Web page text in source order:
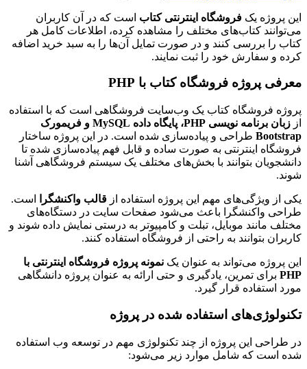
این پروژه یک فروشگاه اینترنتی کتاب است که در آن کاربران
می‌توانند کتاب‌های مختلف را مشاهده کرده، اطلاعات کامل هر
کتاب را بررسی کنند و در صورت تمایل آن‌ها را به سبد خرید اضافه
کرده و سفارش خود را ثبت نمایند.
معرفی پروژه فروشگاه کتاب با PHP
پروژه فروشگاه کتاب یک وب‌سایت فروشگاهی است که با استفاده
از
زبان برنامه نویسی PHP، پایگاه داده MySQL و فریمورک
Bootstrap طراحی و پیاده‌سازی شده است. در این پروژه ساختار
فروشگاه اینترنتی به صورت ساده و قابل فهم پیاده‌سازی شده تا
دانشجویان بتوانند با بخش‌های مختلف یک سیستم فروشگاهی آشنا
شوند.
یکی از ویژگی‌های مهم این پروژه استفاده از قالب واکنشگرا
است.
طراحی واکنشگرا باعث می‌شود صفحات سایت در دستگاه‌های
مختلف مانند موبایل، تبلت و کامپیوتر به درستی نمایش داده شوند و
کاربران بتوانند به راحتی از فروشگاه استفاده کنند.
این پروژه می‌تواند به عنوان یک نمونه پروژه فروشگاه اینترنتی با
PHP برای تمرین، یادگیری و حتی ارائه به عنوان پروژه دانشگاهی
مورد استفاده قرار گیرد.
تکنولوژی‌های استفاده شده در پروژه
در طراحی این پروژه از چند تکنولوژی مهم در توسعه وب استفاده
شده است که شامل موارد زیر می‌شود: